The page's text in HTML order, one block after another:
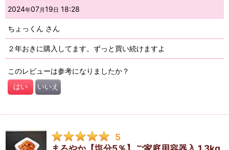
2024年07月19日 18:28
ちょっくん さん
２年おきに購入してます。ずっと買い続けますよ
このレビューは参考になりましたか？
はい いいえ
5